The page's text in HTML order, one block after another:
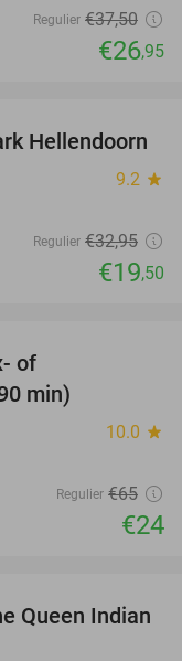
Regulier €37,50
€26,95
41%
Hellendoorn
9.2 star
Regulier €32,95
€19,50
of
min)
10.0 star
Regulier €65
€24
28%
Queen Indian